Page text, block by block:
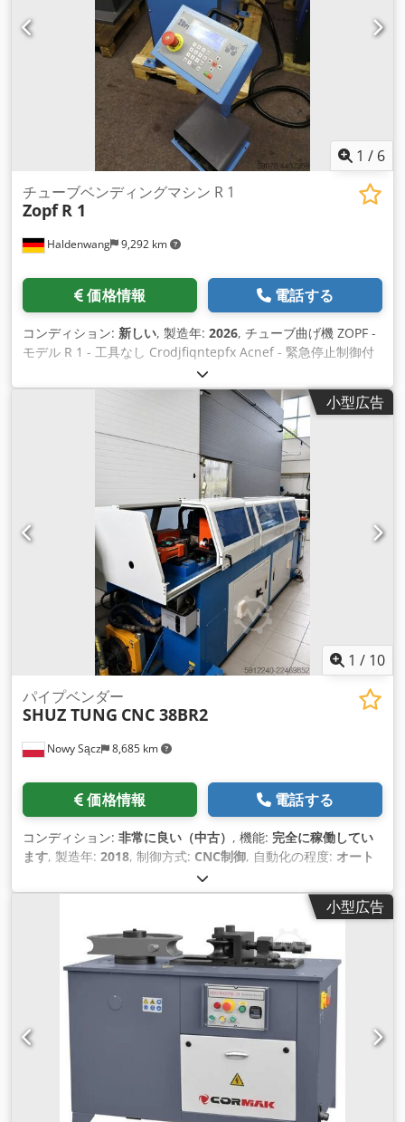
1 / 6
Haldenwang 9,292 km
チューブベンディングマシン R 1
Zopf R 1
価格情報 電話する
コンディション: 新しい, 製造年: 2026, チューブ曲げ機 ZOPF -
モデル R 1 - 工具なし Crodjfiqntepfx Acnef - 緊急停止制御付
きフットペダル付き - 工具なし - プログラム可能なコントロー
ルユニット - 各9曲げ100プログラム - C軸表示とコントロール -
手動および自動曲げモード - 曲げ角度とスプリングバックはプ
ログラム可能 - プラグイン方式による素早い工具交換 - テーブ
ル内のカウンターホルダー用スケール - パレットトラックで移
動可能 - 寸法 930x410x1000 mm - 重量 230 kg - モーター 1.5
KW - 交流220ボルト - 曲げ半径 R55 - R340 mm - 曲げ能力 Ø
5 mm ～ 50 mmのチューブ - 最大曲げ角度 210
小型広告
1 / 10
Nowy Sącz 8,685 km
パイプベンダー
SHUZ TUNG CNC 38BR2
価格情報 電話する
コンディション: 非常に良い（中古） , 機能: 完全に稼働してい
ます, 製造年: 2018, 制御方式: CNC制御, 自動化の程度: オート
, チューブの壁厚（最大）:
小型広告